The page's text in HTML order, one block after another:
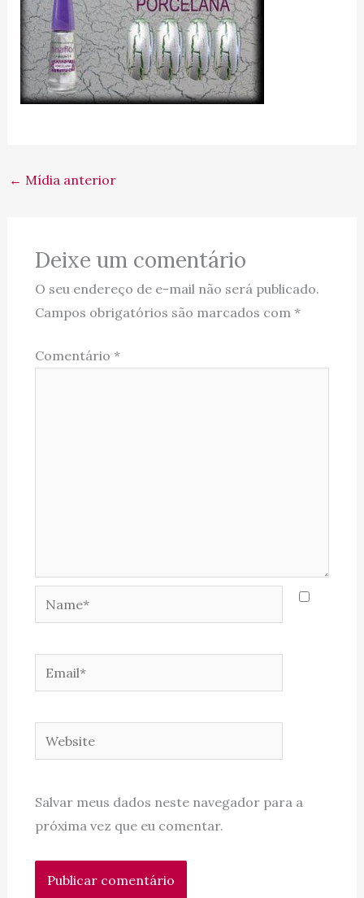
← Mídia anterior
Deixe um comentário
O seu endereço de e-mail não será publicado.
Campos obrigatórios são marcados com *
Comentário *
Name*
Email*
Website
Salvar meus dados neste navegador para a
próxima vez que eu comentar.